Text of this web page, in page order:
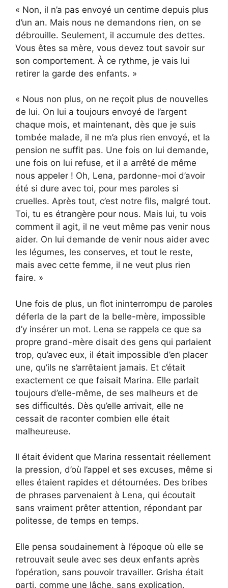
« Non, il n’a pas envoyé un centime depuis plus
d’un an. Mais nous ne demandons rien, on se
débrouille. Seulement, il accumule des dettes.
Vous êtes sa mère, vous devez tout savoir sur
son comportement. À ce rythme, je vais lui
retirer la garde des enfants. »
« Nous non plus, on ne reçoit plus de nouvelles
de lui. On lui a toujours envoyé de l’argent
chaque mois, et maintenant, dès que je suis
tombée malade, il ne m’a plus rien envoyé, et la
pension ne suffit pas. Une fois on lui demande,
une fois on lui refuse, et il a arrêté de même
nous appeler ! Oh, Lena, pardonne-moi d’avoir
été si dure avec toi, pour mes paroles si
cruelles. Après tout, c’est notre fils, malgré tout.
Toi, tu es étrangère pour nous. Mais lui, tu vois
comment il agit, il ne veut même pas venir nous
aider. On lui demande de venir nous aider avec
les légumes, les conserves, et tout le reste,
mais avec cette femme, il ne veut plus rien
faire. »
Une fois de plus, un flot ininterrompu de paroles
déferla de la part de la belle-mère, impossible
d’y insérer un mot. Lena se rappela ce que sa
propre grand-mère disait des gens qui parlaient
trop, qu’avec eux, il était impossible d’en placer
une, qu’ils ne s’arrêtaient jamais. Et c’était
exactement ce que faisait Marina. Elle parlait
toujours d’elle-même, de ses malheurs et de
ses difficultés. Dès qu’elle arrivait, elle ne
cessait de raconter combien elle était
malheureuse.
Il était évident que Marina ressentait réellement
la pression, d’où l’appel et ses excuses, même si
elles étaient rapides et détournées. Des bribes
de phrases parvenaient à Lena, qui écoutait
sans vraiment prêter attention, répondant par
politesse, de temps en temps.
Elle pensa soudainement à l’époque où elle se
retrouvait seule avec ses deux enfants après
l’opération, sans pouvoir travailler. Grisha était
parti, comme une lâche, sans explication,